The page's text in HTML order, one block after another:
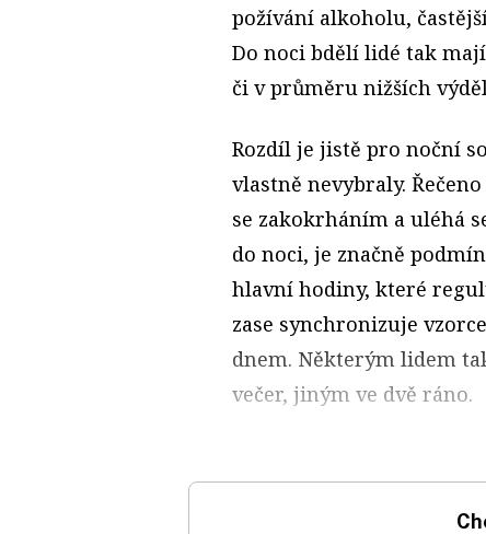
požívání alkoholu,
Do noci bdělí lidé tak
či v průměru nižších
Rozdíl je jistě pro noční
vlastně nevybraly.
se zakokrháním a uléhá
do noci, je značně
hlavní hodiny, které
zase synchronizuje
dnem. Některým lidem
večer, jiným ve dvě ráno.